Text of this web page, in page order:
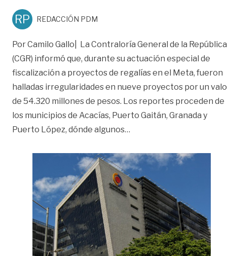
RP REDACCIÓN PDM
Por Camilo Gallo| La Contraloría General de la República
(CGR) informó que, durante su actuación especial de
fiscalización a proyectos de regalías en el Meta, fueron
halladas irregularidades en nueve proyectos por un
de 54.320 millones de pesos. Los reportes proceden de
los municipios de Acacías, Puerto Gaitán, Granada y
Puerto López, dónde algunos…